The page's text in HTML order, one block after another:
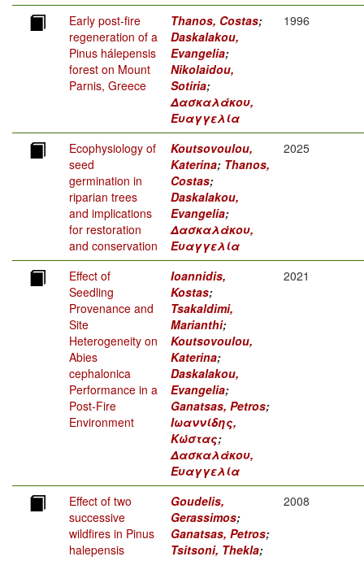
Early post-fire
regeneration of a
Pinus hálepensis
forest on Mount
Parnis, Greece
Thanos, Costas;
Daskalakou,
Evangelia;
Nikolaidou,
Sotiria;
Δασκαλάκου,
Ευαγγελία
1996
Ecophysiology of
seed
germination in
riparian trees
and implications
for restoration
and conservation
Koutsovoulou,
Katerina; Thanos,
Costas;
Daskalakou,
Evangelia;
Δασκαλάκου,
Ευαγγελία
2025
Effect of
Seedling
Provenance and
Site
Heterogeneity on
Abies
cephalonica
Performance in a
Post-Fire
Environment
Ioannidis,
Kostas;
Tsakaldimi,
Marianthi;
Koutsovoulou,
Katerina;
Daskalakou,
Evangelia;
Ganatsas, Petros;
Ιωαννίδης,
Κώστας;
Δασκαλάκου,
Ευαγγελία
2021
Effect of two
successive
wildfires in Pinus
halepensis
Goudelis,
Gerassimos;
Ganatsas, Petros;
Tsitsoni, Thekla;
2008